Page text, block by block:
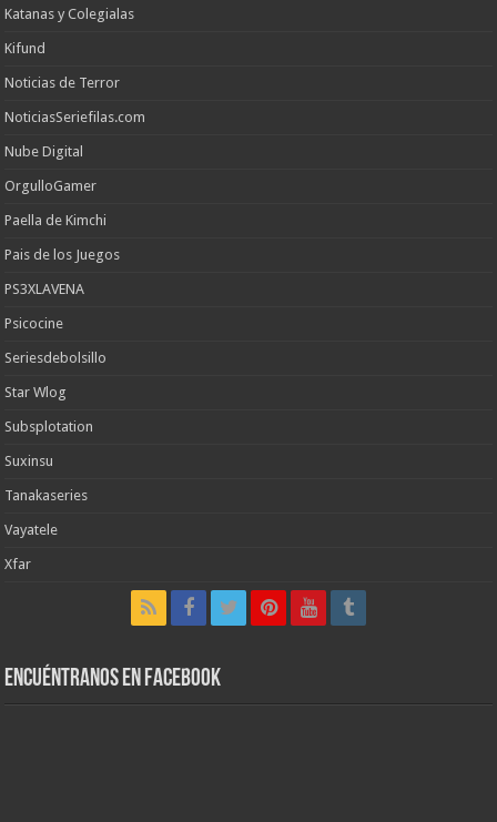
Katanas y Colegialas
Kifund
Noticias de Terror
NoticiasSeriefilas.com
Nube Digital
OrgulloGamer
Paella de Kimchi
Pais de los Juegos
PS3XLAVENA
Psicocine
Seriesdebolsillo
Star Wlog
Subsplotation
Suxinsu
Tanakaseries
Vayatele
Xfar
Encuéntranos en Facebook